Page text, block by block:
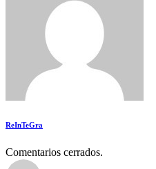
ReInTeGra
Comentarios cerrados.